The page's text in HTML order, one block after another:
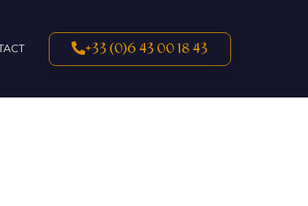
+33 (0)6 43 00 18 43